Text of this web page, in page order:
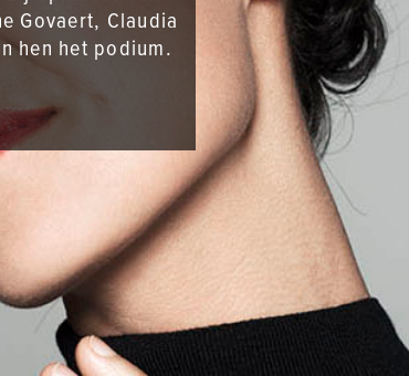
Govaert, Claudia
hen het podium.